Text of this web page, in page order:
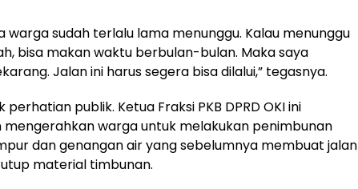
warga sudah terlalu lama menunggu. Kalau menunggu
bisa makan waktu berbulan-bulan. Maka saya
Jalan ini harus segera bisa dilalui,” tegasnya.
publik. Ketua Fraksi PKB DPRD OKI ini
warga untuk melakukan penimbunan
dan genangan air yang sebelumnya membuat jalan
material timbunan.